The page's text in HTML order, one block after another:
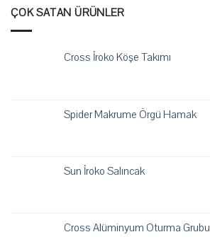
ÇOK SATAN ÜRÜNLER
Cross İroko Köşe Takımı
Spider Makrume Örgü Hamak
Sun İroko Salıncak
Cross Alüminyum Oturma Grubu